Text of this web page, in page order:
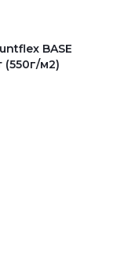
BASE
м2)